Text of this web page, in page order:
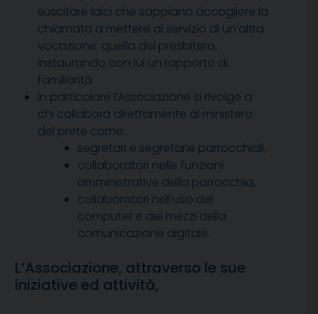
suscitare laici che sappiano accogliere la
chiamata a mettersi al servizio di un’altra
vocazione: quella del presbitero,
instaurando con lui un rapporto di
familiarità.
In particolare l’Associazione si rivolge a
chi collabora direttamente al ministero
del prete come:
segretari e segretarie parrocchiali,
collaboratori nelle funzioni
amministrative della parrocchia,
collaboratori nell’uso del
computer e dei mezzi della
comunicazione digitale.
L’Associazione, attraverso le sue
iniziative ed attività,